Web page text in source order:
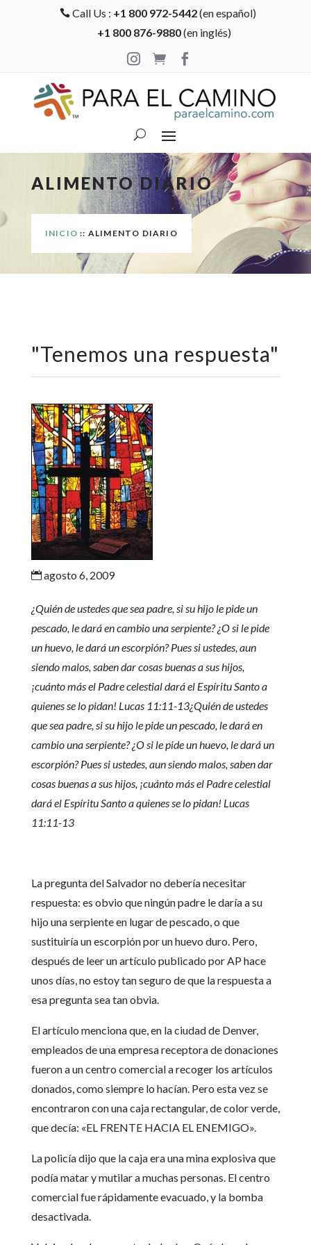
 Call Us : +1 800 972-5442(en español)
+1 800 876-9880(en inglés)

 
ALIMENTO DIARIO
INICIO :: ALIMENTO DIARIO
"Tenemos una respuesta"
agosto 6, 2009
¿Quién de ustedes que sea padre, si su hijo le pide un
pescado, le dará en cambio una serpiente? ¿O si le pide
un huevo, le dará un escorpión? Pues si ustedes, aun
siendo malos, saben dar cosas buenas a sus hijos,
¡cuánto más el Padre celestial dará el Espíritu Santo a
quienes se lo pidan! Lucas 11:11-13¿Quién de ustedes
que sea padre, si su hijo le pide un pescado, le dará en
cambio una serpiente? ¿O si le pide un huevo, le dará un
escorpión? Pues si ustedes, aun siendo malos, saben dar
cosas buenas a sus hijos, ¡cuánto más el Padre celestial
dará el Espíritu Santo a quienes se lo pidan! Lucas
11:11-13
La pregunta del Salvador no debería necesitar
respuesta: es obvio que ningún padre le daría a su
hijo una serpiente en lugar de pescado, o que
sustituiría un escorpión por un huevo duro. Pero,
después de leer un artículo publicado por AP hace
unos días, no estoy tan seguro de que la respuesta a
esa pregunta sea tan obvia.
El artículo menciona que, en la ciudad de Denver,
empleados de una empresa receptora de donaciones
fueron a un centro comercial a recoger los artículos
donados, como siempre lo hacían. Pero esta vez se
encontraron con una caja rectangular, de color verde,
que decía: «EL FRENTE HACIA EL ENEMIGO».
La policía dijo que la caja era una mina explosiva que
podía matar y mutilar a muchas personas. El centro
comercial fue rápidamente evacuado, y la bomba
desactivada.